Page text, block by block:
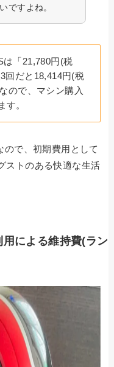
ですよね。
は「21,780円(税
回だと18,414円(税
ので、マシン購入
す。
ので、初期費用として
ストのある快適な生活
用による維持費(ラン